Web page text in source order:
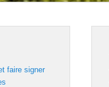
faire signer